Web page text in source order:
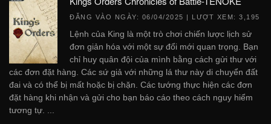
ĐĂNG VÀO NGÀY: 06/04/2025 | LƯỢT XEM: 3,195
Lệnh của King là một trò chơi chiến lược lịch sử
đơn giản hóa với một sự đổi mới quan trọng. Bạn
chỉ huy quân đội của mình bằng cách gửi thư với
các đơn đặt hàng. Các sứ giả với những lá thư này di chuyển đất
đai và có thể bị mất hoặc bị chặn. Các tướng thực hiện các đơn
đặt hàng khi nhận và gửi cho bạn báo cáo theo cách nguy hiểm
tương tự. ...